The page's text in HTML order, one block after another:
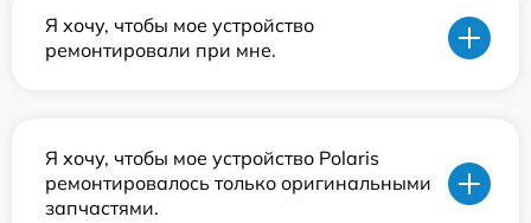
Я хочу, чтобы мое устройство
ремонтировали при мне.
Я хочу, чтобы мое устройство Polaris
ремонтировалось только оригинальными
запчастями.